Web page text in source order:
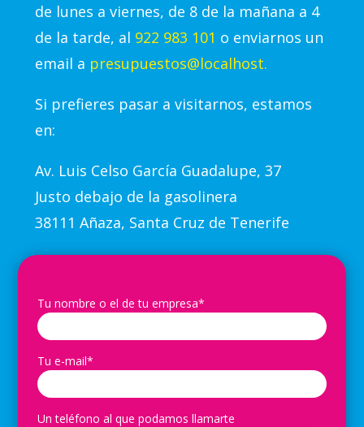
de lunes a viernes, de 8 de la mañana a 4
de la tarde, al 922 983 101 o enviarnos un
email a presupuestos@localhost.
Si prefieres pasar a visitarnos, estamos
en:
Av. Luis Celso García Guadalupe, 37
Justo debajo de la gasolinera
38111 Añaza, Santa Cruz de Tenerife
Tu nombre o el de tu empresa*
Tu e-mail*
Un teléfono al que podamos llamarte